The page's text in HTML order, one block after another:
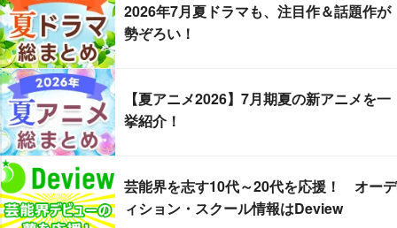
2026年7月夏ドラマも、注目作＆話題作が
勢ぞろい！
【夏アニメ2026】7月期夏の新アニメを一
挙紹介！
芸能界を志す10代～20代を応援！ オーデ
ィション・スクール情報はDeview